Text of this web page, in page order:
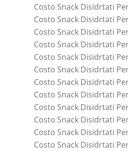
Costo Snack Disidrtati
Costo Snack Disidrtati
Costo Snack Disidrtati
Costo Snack Disidrtati
Costo Snack Disidrtati
Costo Snack Disidrtati
Costo Snack Disidrtati
Costo Snack Disidrtati
Costo Snack Disidrtati
Costo Snack Disidrtati
Costo Snack Disidrtati
Costo Snack Disidrtati